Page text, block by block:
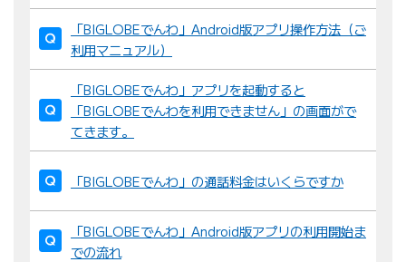
「BIGLOBEでんわ」Android版アプリ操作方法（ご
利用マニュアル）
「BIGLOBEでんわ」アプリを起動すると
「BIGLOBEでんわを利用できません」の画面がで
てきます。
「BIGLOBEでんわ」の通話料金はいくらですか
「BIGLOBEでんわ」Android版アプリの利用開始ま
での流れ